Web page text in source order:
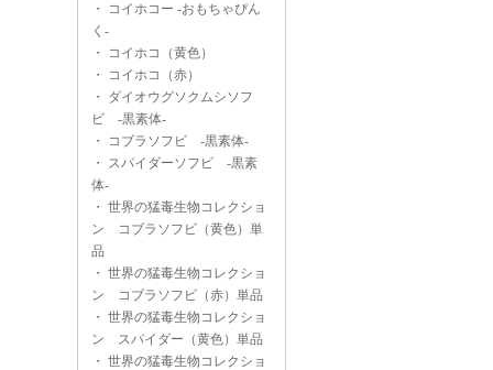
・
コイホコー -おもちゃぴん
く-
・
コイホコ（黄色）
・
コイホコ（赤）
・ ダイオウグソクムシソフ
ビ -黒素体-
・
コブラソフビ -黒素体-
・ スパイダーソフビ -黒素
体-
・ 世界の猛毒生物コレクショ
ン コブラソフビ（黄色）単
品
・ 世界の猛毒生物コレクショ
ン コブラソフビ（赤）単品
・ 世界の猛毒生物コレクショ
ン スパイダー（黄色）単品
・ 世界の猛毒生物コレクショ